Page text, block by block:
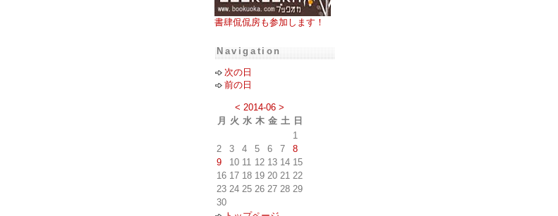
書肆侃侃房も参加します！
Navigation
次の日
前の日
< 2014-06 >
月
火 水 木 金 土 日
1
2
3 4 5 6 7
8
9
10 11 12 13 14 15
16 17 18 19 20 21 22
23 24 25 26 27 28 29
30